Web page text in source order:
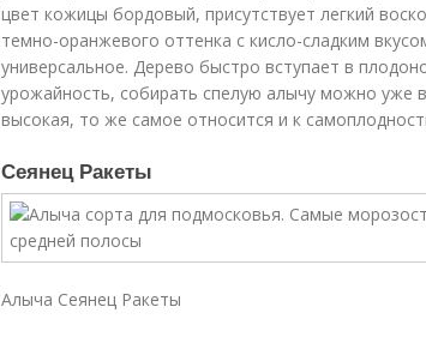
цвет кожицы бордовый, присутствует легкий
темно-оранжевого оттенка с кисло-сладким
универсальное. Дерево быстро вступает в
урожайность, собирать спелую алычу можно уже
высокая, то же самое относится и к
Сеянец Ракеты
Алыча Сеянец Ракеты